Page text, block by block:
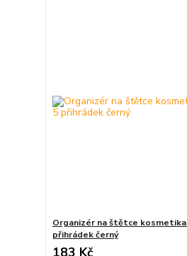
Organizér na štětce kosmetika
přihrádek černý
183 Kč